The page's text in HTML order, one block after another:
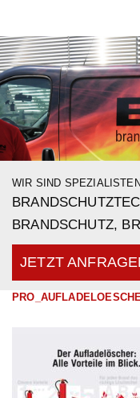
WIR SIND
BRANDSCHUTZ,
JETZT